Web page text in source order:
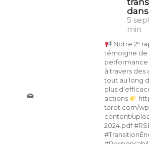
5
min
Notre 2ᵉ
témoigne de
à travers
tout au long
plus
actions
tarot.com/
content/
2024.pdf